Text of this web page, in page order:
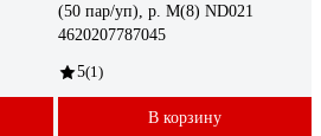
(50 пар/уп), р. M(8) ND021
4620207787045
5(1)
В корзину